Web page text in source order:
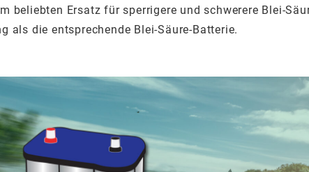
beliebten Ersatz für sperrigere und schwerere Blei-
als die entsprechende Blei-Säure-Batterie.